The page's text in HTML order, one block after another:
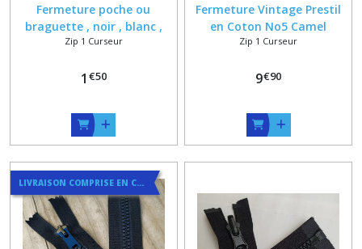
Fermeture poche ou
braguette , noir , blanc ,
rouge , marine , gris , kaki ,
18 cm
Zip 1 Curseur
1 €50
Fermeture Vintage Prestil
en Coton No5 Camel
Séparable sur Mesure
Zip 1 Curseur
9€90
LIVRAISON COMPRISE EN COURRIER SUIVI